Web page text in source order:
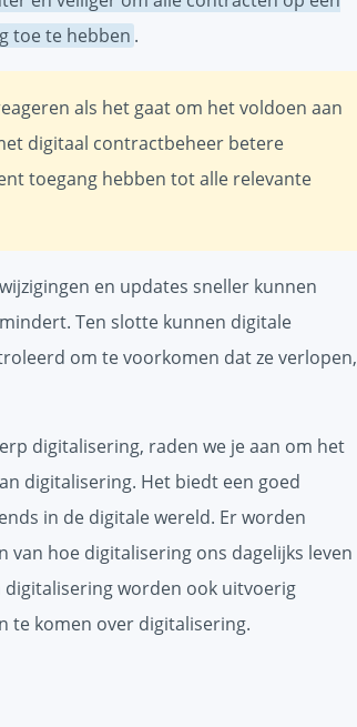
toe te hebben .
als het gaat om het voldoen aan
digitaal contractbeheer betere
toegang hebben tot alle relevante
en updates sneller kunnen
Ten slotte kunnen digitale
om te voorkomen dat ze verlopen,
digitalisering, raden we je aan om het
digitalisering. Het biedt een goed
in de digitale wereld. Er worden
van hoe digitalisering ons dagelijks leven
worden ook uitvoerig
te komen over digitalisering.